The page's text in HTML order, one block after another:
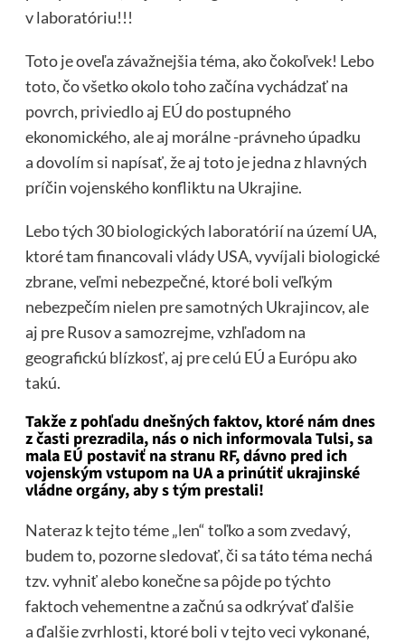
v laboratóriu!!!
Toto je oveľa závažnejšia téma, ako čokoľvek! Lebo
toto, čo všetko okolo toho začína vychádzať na
povrch, priviedlo aj EÚ do postupného
ekonomického, ale aj morálne -právneho úpadku
a dovolím si napísať, že aj toto je jedna z hlavných
príčin vojenského konfliktu na Ukrajine.
Lebo tých 30 biologických laboratórií na území UA,
ktoré tam financovali vlády USA, vyvíjali biologické
zbrane, veľmi nebezpečné, ktoré boli veľkým
nebezpečím nielen pre samotných Ukrajincov, ale
aj pre Rusov a samozrejme, vzhľadom na
geografickú blízkosť, aj pre celú EÚ a Európu ako
takú.
Takže z pohľadu dnešných faktov, ktoré nám dnes
z časti prezradila, nás o nich informovala Tulsi, sa
mala EÚ postaviť na stranu RF, dávno pred ich
vojenským vstupom na UA a prinútiť ukrajinské
vládne orgány, aby s tým prestali!
Nateraz k tejto téme „len“ toľko a som zvedavý,
budem to, pozorne sledovať, či sa táto téma nechá
tzv. vyhniť alebo konečne sa pôjde po týchto
faktoch vehementne a začnú sa odkrývať ďalšie
a ďalšie zvrhlosti, ktoré boli v tejto veci vykonané,